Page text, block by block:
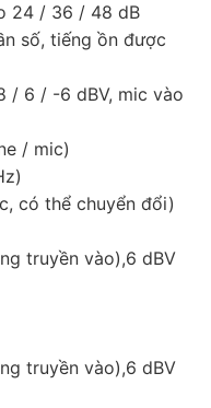
24 / 36 / 48 dB
số, tiếng ồn được
/ 6 / -6 dBV, mic vào
/ mic)
có thể chuyển đổi)
truyền vào),6 dBV
truyền vào),6 dBV